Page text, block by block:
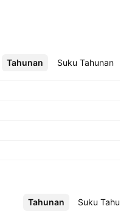
Tahunan Suku Tahunan
Lebih
Tahunan Suku
Lebih